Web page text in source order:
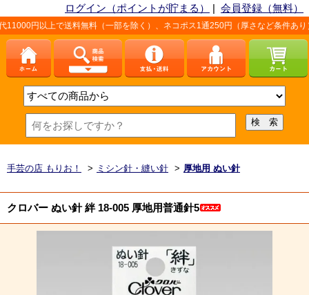
ログイン（ポイントが貯まる） | 会員登録（無料）
で送料無料（一部を除く）、ネコポス1通250円（厚さなど条件あり）。詳しく
手芸の店 もりお！ > ミシン針・縫い針 > 厚地用 ぬい針
クロバー ぬい針 絆 18-005 厚地用普通針5